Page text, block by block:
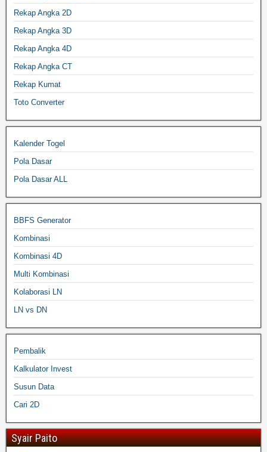
Rekap Angka 2D
Rekap Angka 3D
Rekap Angka 4D
Rekap Angka CT
Rekap Kumat
Toto Converter
Kalender Togel
Pola Dasar
Pola Dasar ALL
BBFS Generator
Kombinasi
Kombinasi 4D
Multi Kombinasi
Kolaborasi LN
LN vs DN
Pembalik
Kalkulator Invest
Susun Data
Cari 2D
Syair Paito